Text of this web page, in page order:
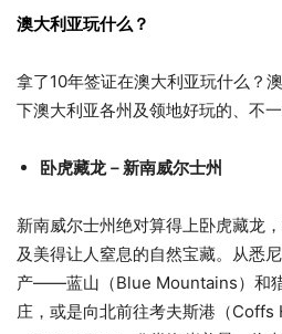
澳大利亚玩什么？
拿了10年签证在澳大利亚玩什么？
下澳大利亚各州及领地好玩的、不
卧虎藏龙－新南威尔士州
新南威尔士州绝对算得上卧虎藏龙
及美得让人窒息的自然宝藏。从悉
产——蓝山（Blue Mountains）和
庄，或是向北前往考夫斯港（